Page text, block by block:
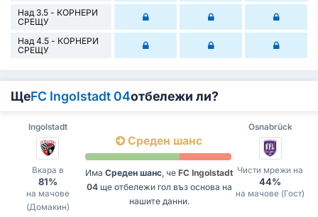
Над 3.5 - КОРНЕРИ
СРЕЩУ
Над 4.5 - КОРНЕРИ
СРЕЩУ
ЩеFC Ingolstadt 04отбележи ли?
Ingolstadt Osnabrück
Вкара в
81%
на мачове
(Домакин)
Среден шанс
Има Среден шанс, че FC Ingolstadt
04ще отбележи гол въз основа на
нашите данни.
Чисти мрежи на
44%
на мачове (Гост)